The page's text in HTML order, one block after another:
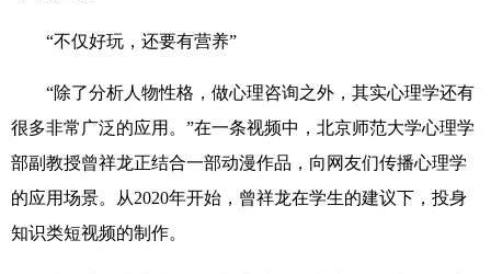
“不仅好玩，还要有营养”
“除了分析人物性格，做心理咨询之外，其实心理学还有
很多非常广泛的应用。”在一条视频中，北京师范大学心理学
部副教授曾祥龙正结合一部动漫作品，向网友们传播心理学
的应用场景。从2020年开始，曾祥龙在学生的建议下，投身
知识类短视频的制作。